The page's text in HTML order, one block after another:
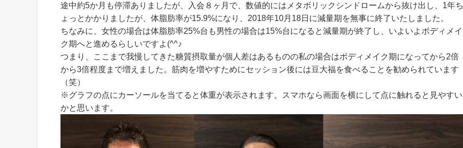
途中約5か月も停滞ありましたが、入会８ヶ月で、数値的にはメタボリックシンドロームから抜け出し、1年ち
ょっとかかりましたが、体脂肪率が15.9%になり、2018年10月18日に減量期を無事に終了いたしました。
ちなみに、女性の場合は体脂肪率25%台も男性の場合は15%台になると減量期が終了し、いよいよボディメイ
ク期へと進めるらしいですよ(^^♪
つまり、ここまで我慢してきた糖質摂取量が個人差はあるものの私の場合はボディメイク期になってから2倍
から3倍程度まで増えました。筋肉を増やすためにセッション後には豆大福を食べることを勧められています
（笑）
※グラフの点にカーソールを当てると体重が表示されます。スマホなら画面を横にして点に触れると見やすい
かと思います。